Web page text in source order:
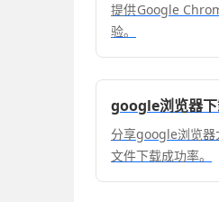
提供Google
验。
google浏览器
分享google浏览器
文件下载成功率。